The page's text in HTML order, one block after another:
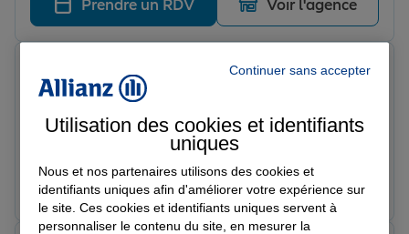
Prendre un RDV Voir l'agence
Note de 5 sur 5
Le 15/07/2026 - Agence ST DENIS BASILIQUE
J’ai étais reçu par Siham une conseillère vraiment top
et très gentille et adorable. Merci pour cette belle
Prendre un RDV Voir l'agence
Continuer sans accepter
Utilisation des cookies et identifiants
uniques
Nous et nos partenaires utilisons des cookies et
identifiants uniques afin d'améliorer votre expérience sur
le site. Ces cookies et identifiants uniques servent à
personnaliser le contenu du site, en mesurer la